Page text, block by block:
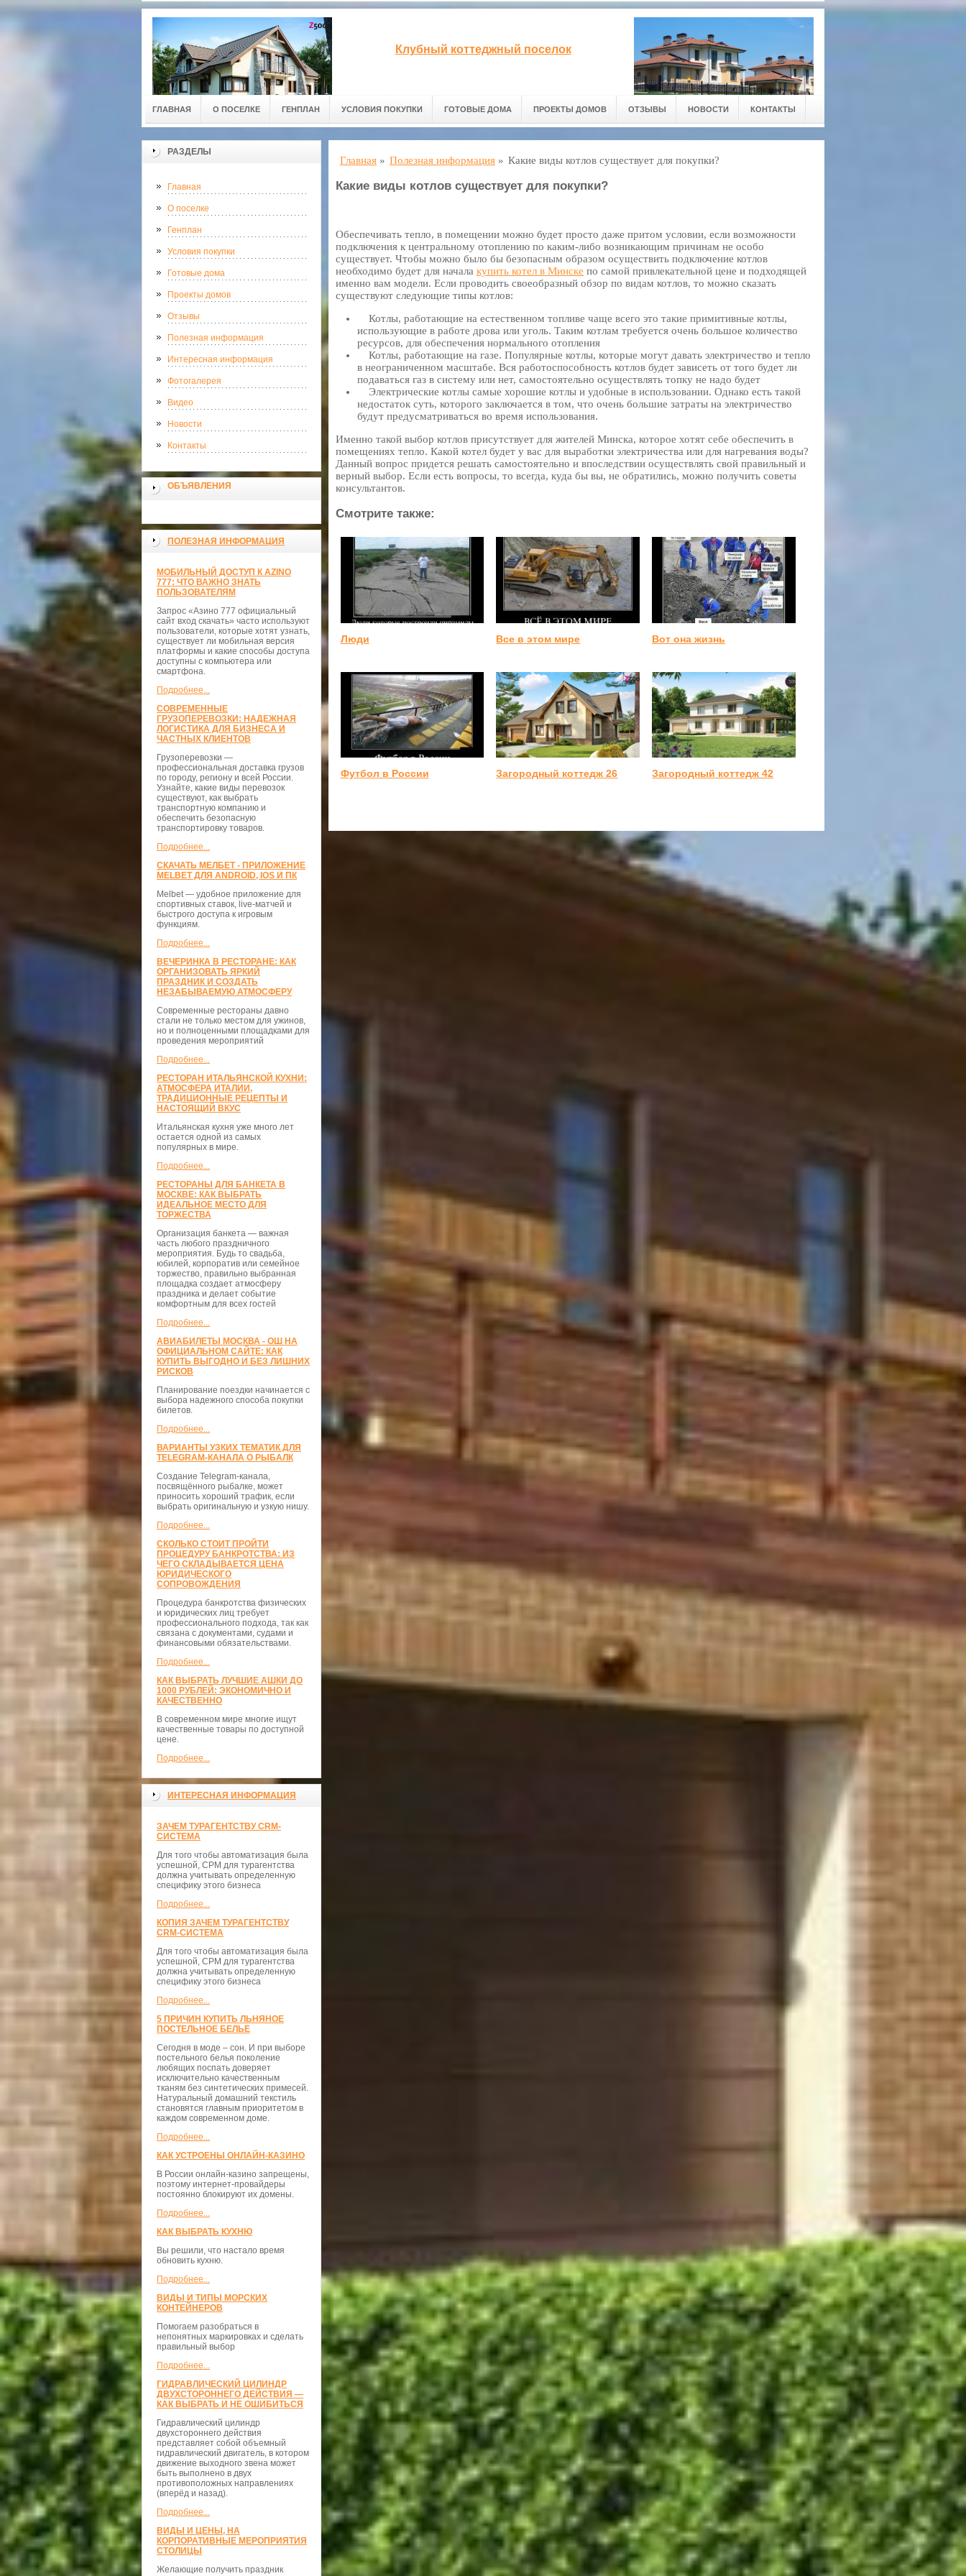
Клубный коттеджный поселок
ГЛАВНАЯ О ПОСЕЛКЕ ГЕНПЛАН УСЛОВИЯ ПОКУПКИ ГОТОВЫЕ ДОМА ПРОЕКТЫ ДОМОВ ОТЗЫВЫ НОВОСТИ КОНТАКТЫ
РАЗДЕЛЫ
Главная
О поселке
Генплан
Условия покупки
Готовые дома
Проекты домов
Отзывы
Полезная информация
Интересная информация
Фотогалерея
Видео
Новости
Контакты
ОБЪЯВЛЕНИЯ
ПОЛЕЗНАЯ ИНФОРМАЦИЯ
МОБИЛЬНЫЙ ДОСТУП К AZINO
777: ЧТО ВАЖНО ЗНАТЬ
ПОЛЬЗОВАТЕЛЯМ
Запрос «Азино 777 официальный
сайт вход скачать» часто используют
пользователи, которые хотят узнать,
существует ли мобильная версия
платформы и какие способы доступа
доступны с компьютера или
смартфона.
Подробнее...
СОВРЕМЕННЫЕ
ГРУЗОПЕРЕВОЗКИ: НАДЕЖНАЯ
ЛОГИСТИКА ДЛЯ БИЗНЕСА И
ЧАСТНЫХ КЛИЕНТОВ
Грузоперевозки —
профессиональная доставка грузов
по городу, региону и всей России.
Узнайте, какие виды перевозок
существуют, как выбрать
транспортную компанию и
обеспечить безопасную
транспортировку товаров.
Подробнее...
СКАЧАТЬ МЕЛБЕТ - ПРИЛОЖЕНИЕ
MELBET ДЛЯ ANDROID, IOS И ПК
Melbet — удобное приложение для
спортивных ставок, live-матчей и
быстрого доступа к игровым
функциям.
Подробнее...
ВЕЧЕРИНКА В РЕСТОРАНЕ: КАК
ОРГАНИЗОВАТЬ ЯРКИЙ
ПРАЗДНИК И СОЗДАТЬ
НЕЗАБЫВАЕМУЮ АТМОСФЕРУ
Современные рестораны давно
стали не только местом для ужинов,
но и полноценными площадками для
проведения мероприятий
Подробнее...
РЕСТОРАН ИТАЛЬЯНСКОЙ КУХНИ:
АТМОСФЕРА ИТАЛИИ,
ТРАДИЦИОННЫЕ РЕЦЕПТЫ И
НАСТОЯЩИЙ ВКУС
Итальянская кухня уже много лет
остается одной из самых
популярных в мире.
Подробнее...
РЕСТОРАНЫ ДЛЯ БАНКЕТА В
МОСКВЕ: КАК ВЫБРАТЬ
ИДЕАЛЬНОЕ МЕСТО ДЛЯ
ТОРЖЕСТВА
Организация банкета — важная
часть любого праздничного
мероприятия. Будь то свадьба,
юбилей, корпоратив или семейное
торжество, правильно выбранная
площадка создает атмосферу
праздника и делает событие
комфортным для всех гостей
Подробнее...
АВИАБИЛЕТЫ МОСКВА - ОШ НА
ОФИЦИАЛЬНОМ САЙТЕ: КАК
КУПИТЬ ВЫГОДНО И БЕЗ ЛИШНИХ
РИСКОВ
Планирование поездки начинается с
выбора надежного способа покупки
билетов.
Подробнее...
ВАРИАНТЫ УЗКИХ ТЕМАТИК ДЛЯ
TELEGRAM-КАНАЛА О РЫБАЛК
Создание Telegram-канала,
посвящённого рыбалке, может
приносить хороший трафик, если
выбрать оригинальную и узкую нишу.
Подробнее...
СКОЛЬКО СТОИТ ПРОЙТИ
ПРОЦЕДУРУ БАНКРОТСТВА: ИЗ
ЧЕГО СКЛАДЫВАЕТСЯ ЦЕНА
ЮРИДИЧЕСКОГО
СОПРОВОЖДЕНИЯ
Процедура банкротства физических
и юридических лиц требует
профессионального подхода, так как
связана с документами, судами и
финансовыми обязательствами.
Подробнее...
КАК ВЫБРАТЬ ЛУЧШИЕ АШКИ ДО
1000 РУБЛЕЙ: ЭКОНОМИЧНО И
КАЧЕСТВЕННО
В современном мире многие ищут
качественные товары по доступной
цене.
Подробнее...
ИНТЕРЕСНАЯ ИНФОРМАЦИЯ
ЗАЧЕМ ТУРАГЕНТСТВУ CRM-
СИСТЕМА
Для того чтобы автоматизация была
успешной, СРМ для турагентства
должна учитывать определенную
специфику этого бизнеса
Подробнее...
КОПИЯ ЗАЧЕМ ТУРАГЕНТСТВУ
CRM-СИСТЕМА
Для того чтобы автоматизация была
успешной, СРМ для турагентства
должна учитывать определенную
специфику этого бизнеса
Подробнее...
5 ПРИЧИН КУПИТЬ ЛЬНЯНОЕ
ПОСТЕЛЬНОЕ БЕЛЬЕ
Сегодня в моде – сон. И при выборе
постельного белья поколение
любящих поспать доверяет
исключительно качественным
тканям без синтетических примесей.
Натуральный домашний текстиль
становятся главным приоритетом в
каждом современном доме.
Подробнее...
КАК УСТРОЕНЫ ОНЛАЙН-КАЗИНО
В России онлайн-казино запрещены,
поэтому интернет-провайдеры
постоянно блокируют их домены.
Подробнее...
КАК ВЫБРАТЬ КУХНЮ
Вы решили, что настало время
обновить кухню.
Подробнее...
ВИДЫ И ТИПЫ МОРСКИХ
КОНТЕЙНЕРОВ
Помогаем разобраться в
непонятных маркировках и сделать
правильный выбор
Подробнее...
ГИДРАВЛИЧЕСКИЙ ЦИЛИНДР
ДВУХСТОРОННЕГО ДЕЙСТВИЯ —
КАК ВЫБРАТЬ И НЕ ОШИБИТЬСЯ
Гидравлический цилиндр
двухстороннего действия
представляет собой объемный
гидравлический двигатель, в котором
движение выходного звена может
быть выполнено в двух
противоположных направлениях
(вперёд и назад).
Подробнее...
ВИДЫ И ЦЕНЫ, НА
КОРПОРАТИВНЫЕ МЕРОПРИЯТИЯ
СТОЛИЦЫ
Желающие получить праздник
Главная » Полезная информация » Какие виды котлов существует для покупки?
Какие виды котлов существует для покупки?
Обеспечивать тепло, в помещении можно будет просто даже притом условии, если возможности
подключения к центральному отоплению по каким-либо возникающим причинам не особо
существует. Чтобы можно было бы безопасным образом осуществить подключение котлов
необходимо будет для начала купить котел в Минске по самой привлекательной цене и подходящей
именно вам модели. Если проводить своеобразный обзор по видам котлов, то можно сказать
существуют следующие типы котлов:
Котлы, работающие на естественном топливе чаще всего это такие примитивные котлы,
использующие в работе дрова или уголь. Таким котлам требуется очень большое количество
ресурсов, для обеспечения нормального отопления
Котлы, работающие на газе. Популярные котлы, которые могут давать электричество и тепло
в неограниченном масштабе. Вся работоспособность котлов будет зависеть от того будет ли
подаваться газ в систему или нет, самостоятельно осуществлять топку не надо будет
Электрические котлы самые хорошие котлы и удобные в использовании. Однако есть такой
недостаток суть, которого заключается в том, что очень большие затраты на электричество
будут предусматриваться во время использования.
Именно такой выбор котлов присутствует для жителей Минска, которое хотят себе обеспечить в
помещениях тепло. Какой котел будет у вас для выработки электричества или для нагревания воды?
Данный вопрос придется решать самостоятельно и впоследствии осуществлять свой правильный и
верный выбор. Если есть вопросы, то всегда, куда бы вы, не обратились, можно получить советы
консультантов.
Смотрите также:
Люди Все в этом мире Вот она жизнь
Футбол в России Загородный коттедж 26 Загородный коттедж 42